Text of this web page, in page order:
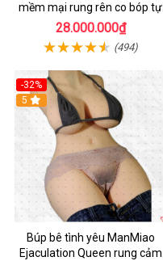
mềm mại rung rên co bóp tự
động
28.000.000₫
(494)
-32%
5
Búp bê tình yêu ManMiao
Ejaculation Queen rung cảm